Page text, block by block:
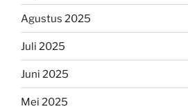
Agustus 2025
Juli 2025
Juni 2025
Mei 2025